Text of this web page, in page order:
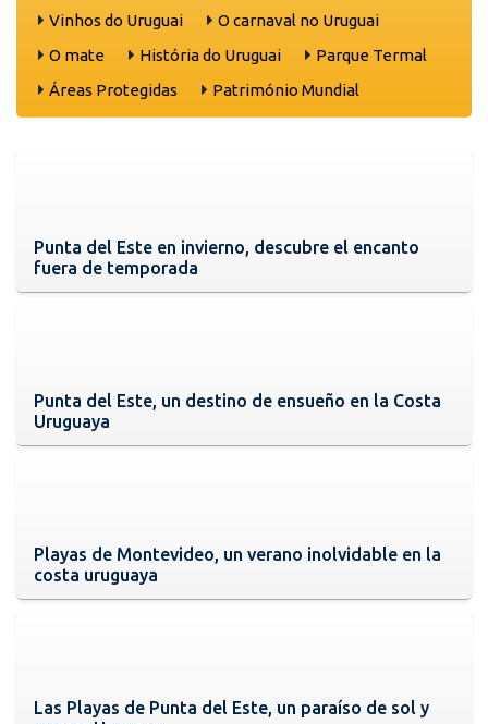
Vinhos do Uruguai
O carnaval no Uruguai
O mate
História do Uruguai
Parque Termal
Áreas Protegidas
Património Mundial
Punta del Este en invierno, descubre el encanto
fuera de temporada
Punta del Este, un destino de ensueño en la Costa
Uruguaya
Playas de Montevideo, un verano inolvidable en la
costa uruguaya
Las Playas de Punta del Este, un paraíso de sol y